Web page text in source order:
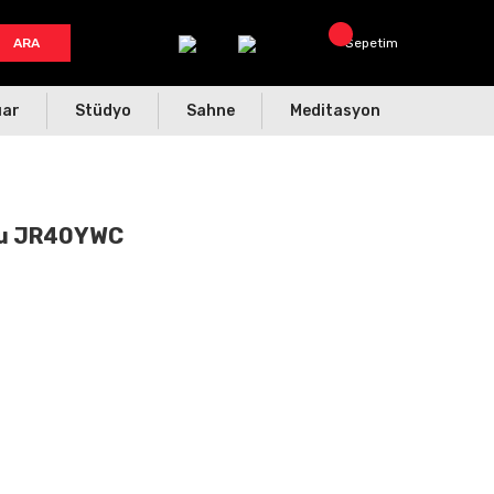
ARA Sepetim
Stüdyo Sahne Meditasyon
JR40YWC